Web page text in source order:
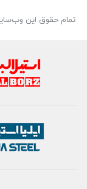
تمام حقوق اين